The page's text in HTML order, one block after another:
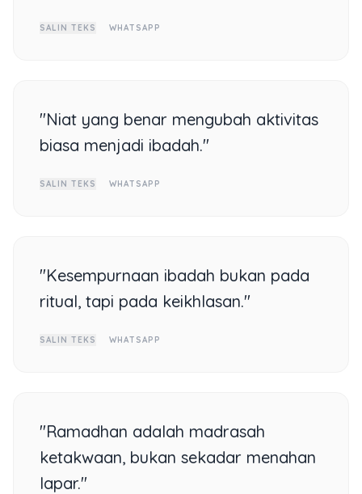
SALIN TEKS WHATSAPP
"Niat yang benar mengubah aktivitas
biasa menjadi ibadah."
SALIN TEKS WHATSAPP
"Kesempurnaan ibadah bukan pada
ritual, tapi pada keikhlasan."
SALIN TEKS WHATSAPP
"Ramadhan adalah madrasah
ketakwaan, bukan sekadar menahan
lapar."